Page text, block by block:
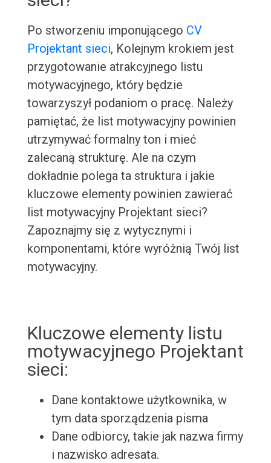
Po stworzeniu imponującego CV
Projektant sieci, Kolejnym krokiem jest
przygotowanie atrakcyjnego listu
motywacyjnego, który będzie
towarzyszył podaniom o pracę. Należy
pamiętać, że list motywacyjny powinien
utrzymywać formalny ton i mieć
zalecaną strukturę. Ale na czym
dokładnie polega ta struktura i jakie
kluczowe elementy powinien zawierać
list motywacyjny Projektant sieci?
Zapoznajmy się z wytycznymi i
komponentami, które wyróżnią Twój list
motywacyjny.
Kluczowe elementy listu
motywacyjnego Projektant
sieci:
Dane kontaktowe użytkownika, w
tym data sporządzenia pisma
Dane odbiorcy, takie jak nazwa firmy
i nazwisko adresata.